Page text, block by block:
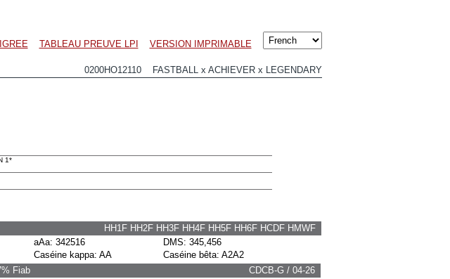
TABLEAU PREUVE LPI VERSION IMPRIMABLE
0200HO12110 FASTBALL x ACHIEVER x LEGENDARY
1*
HH1F HH2F HH3F HH4F HH5F HH6F HCDF HMWF
aAa: 342516
DMS: 345,456
Caséine kappa: AA
Caséine bêta: A2A2
Fiab
CDCB-G / 04-26